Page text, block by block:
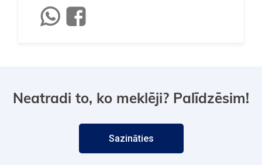
Neatradi to, ko meklēji? Palīdzēsim!
Sazināties